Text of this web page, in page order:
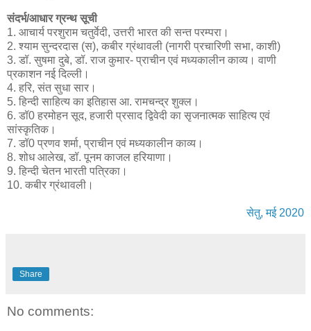
संदर्भ/आधार ग्रन्थ सूची
1. आचार्य परशुराम चतुर्वेदी, उत्तरी भारत की सन्त परम्परा।
2. श्याम सुन्दरदास (स), कबीर ग्रंथावली (नागरी प्रचारिणी सभा, काशी)
3. डॉ. सुषमा दुबे, डॉ. राज कुमार- प्राचीन एवं मध्यकालीन काव्य। वाणी
प्रकाशन नई दिल्ली।
4. हरि, संत सुधा सार।
5. हिन्दी साहित्य का इतिहास आ. रामचन्द्र शुक्ल।
6. डॉ0 हरमोहन सूद, हजारी प्रसाद द्विवेदी का सृजनात्मक साहित्य एवं
सांस्कृतिक।
7. डॉ0 प्रणव शर्मा, प्राचीन एवं मध्यकालीन काव्य।
8. शोध आलेख, डॉ. पूनम काजल हरियाणा।
9. हिन्दी चेतन भारती पत्रिका।
10. कबीर ग्रंथावली।
सेतु, मई 2020
Share
No comments: